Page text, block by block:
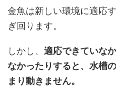
金魚は新しい環境に適応
ぎ回ります。
しかし、 適応できていな
なかったりすると、水槽
まり動きません。